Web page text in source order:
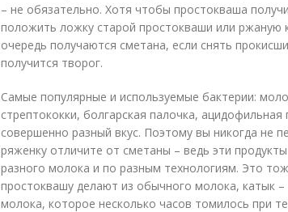
– не обязательно. Хотя чтобы простокваша
положить ложку старой простокваши или ржаную
очередь получаются сметана, если снять
получится творог.
Самые популярные и используемые бактерии:
стрептококки, болгарская палочка,
совершенно разный вкус. Поэтому вы никогда не
ряженку отличите от сметаны – ведь эти
разного молока и по разным технологиям. Это
простоквашу делают из обычного молока, катык
молока, которое несколько часов томилось при